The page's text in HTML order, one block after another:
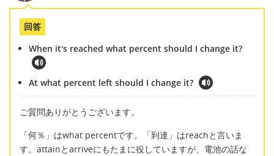
回答
When it's reached what percent should I change it?
At what percent left should I change it?
ご質問ありがとうございます。
「何％」はwhat percentです。「到達」はreachと言いま
す。attainとarriveにもたまに役していますが、電池の話な